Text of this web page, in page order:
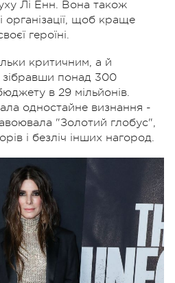
Лі Енн. Вона також
організації, щоб краще
героїні.
критичним, а й
зібравши понад 300
в 29 мільйонів.
одностайне визнання -
"Золотий глобус",
і безліч інших нагород.